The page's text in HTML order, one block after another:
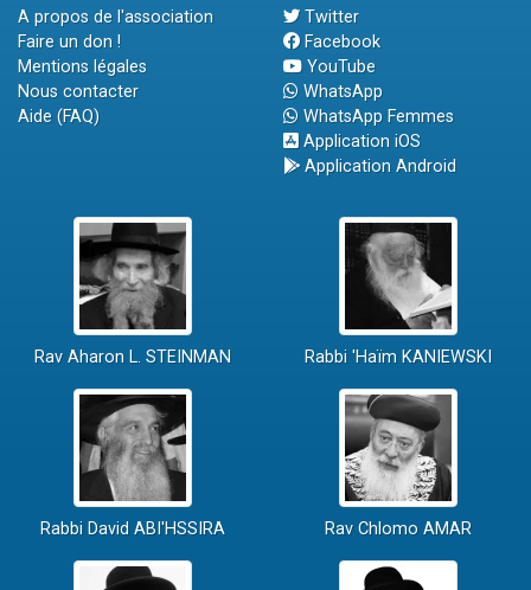
A propos de l'association
Faire un don !
Mentions légales
Nous contacter
Aide (FAQ)
Twitter
Facebook
YouTube
WhatsApp
WhatsApp Femmes
Application iOS
Application Android
Rav Aharon L. STEINMAN Rabbi 'Haïm KANIEWSKI
Rabbi David ABI'HSSIRA Rav Chlomo AMAR